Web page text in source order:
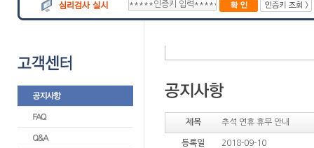
제목 추석 연휴 휴무 안내
등록일 2018-09-10